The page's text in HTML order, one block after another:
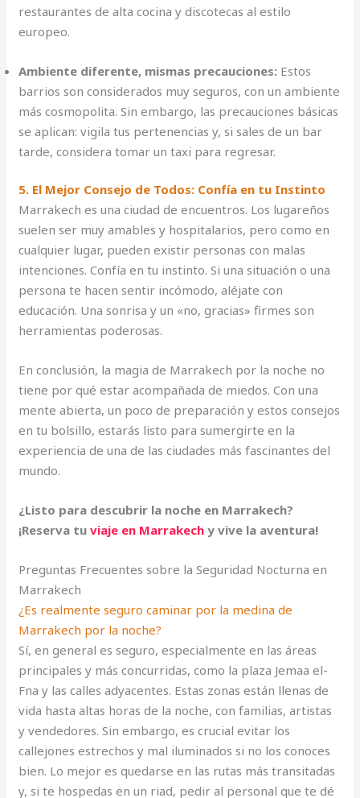
restaurantes de alta cocina y discotecas al estilo
europeo.
Ambiente diferente, mismas precauciones: Estos
barrios son considerados muy seguros, con un ambiente
más cosmopolita. Sin embargo, las precauciones básicas
se aplican: vigila tus pertenencias y, si sales de un bar
tarde, considera tomar un taxi para regresar.
5. El Mejor Consejo de Todos: Confía en tu Instinto
Marrakech es una ciudad de encuentros. Los lugareños
suelen ser muy amables y hospitalarios, pero como en
cualquier lugar, pueden existir personas con malas
intenciones. Confía en tu instinto. Si una situación o una
persona te hacen sentir incómodo, aléjate con
educación. Una sonrisa y un «no, gracias» firmes son
herramientas poderosas.
En conclusión, la magia de Marrakech por la noche no
tiene por qué estar acompañada de miedos. Con una
mente abierta, un poco de preparación y estos consejos
en tu bolsillo, estarás listo para sumergirte en la
experiencia de una de las ciudades más fascinantes del
mundo.
¿Listo para descubrir la noche en Marrakech?
¡Reserva tuviaje en Marrakech y vive la aventura!
Preguntas Frecuentes sobre la Seguridad Nocturna en
Marrakech
¿Es realmente seguro caminar por la medina de
Marrakech por la noche?
Sí, en general es seguro, especialmente en las áreas
principales y más concurridas, como la plaza Jemaa el-
Fna y las calles adyacentes. Estas zonas están llenas de
vida hasta altas horas de la noche, con familias, artistas
y vendedores. Sin embargo, es crucial evitar los
callejones estrechos y mal iluminados si no los conoces
bien. Lo mejor es quedarse en las rutas más transitadas
y, si te hospedas en un riad, pedir al personal que te dé